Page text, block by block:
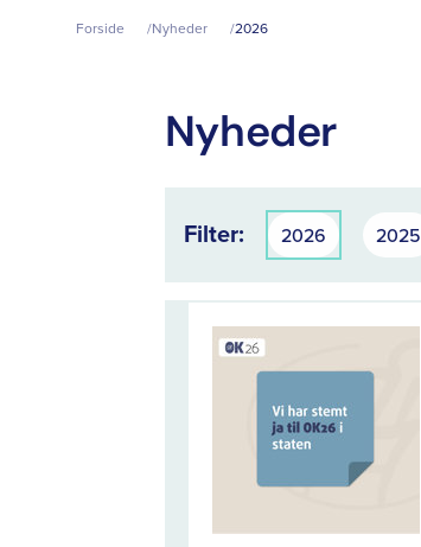
Forside Nyheder 2026
Nyheder
Filter: 2026 2025